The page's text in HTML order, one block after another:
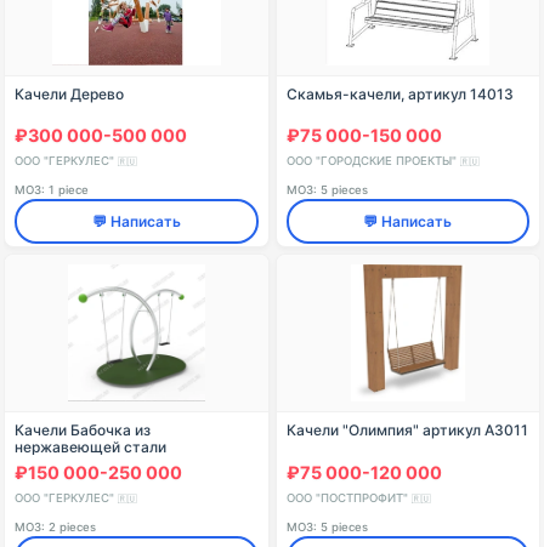
Качели Дерево
₽300 000-500 000
ООО "ГЕРКУЛЕС" 🇷🇺
МОЗ: 1 piece
💬 Написать
Скамья-качели, артикул 14013
₽75 000-150 000
ООО "ГОРОДСКИЕ ПРОЕКТЫ" 🇷🇺
МОЗ: 5 pieces
💬 Написать
Качели Бабочка из
нержавеющей стали
₽150 000-250 000
ООО "ГЕРКУЛЕС" 🇷🇺
МОЗ: 2 pieces
Качели "Олимпия" артикул A3011
₽75 000-120 000
ООО "ПОСТПРОФИТ" 🇷🇺
МОЗ: 5 pieces